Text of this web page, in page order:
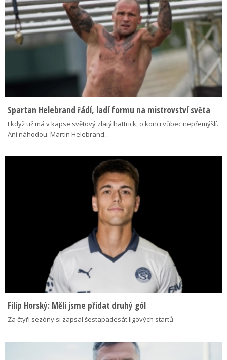
Spartan Helebrand řádí, ladí formu na mistrovství světa
I když už má v kapse světový zlatý hattrick, o konci vůbec nepřemýšlí.
Ani náhodou. Martin Helebrand…
Filip Horský: Měli jsme přidat druhý gól
Za čtyři sezóny si zapsal šestapadesát ligových startů.